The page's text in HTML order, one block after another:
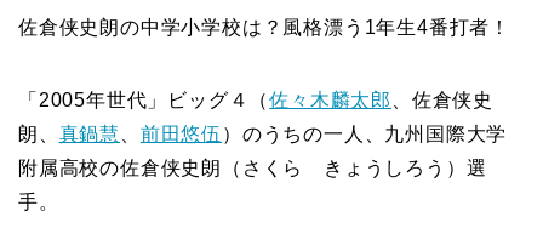
佐倉侠史朗の中学小学校は？風格漂う1年生4番打者！
「2005年世代」ビッグ４（佐々木麟太郎
、佐倉侠史
朗、 真鍋慧 前田悠伍 ）のうちの一人、九州国際大学
附属高校の佐倉侠史朗（さくら きょうしろう）選
手。